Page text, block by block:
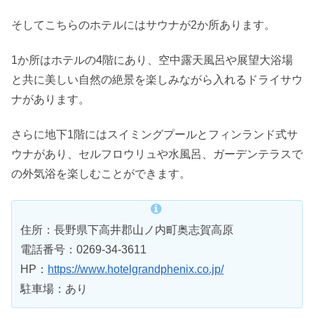
そしてこちらのホテルにはサウナが2か所あります。
1か所はホテルの4階にあり、空中露天風呂や展望大浴場
と共に美しい自然の絶景を楽しみながら入れるドライサウ
ナがあります。
さらに地下1階にはスイミングプールとフィンランド式サ
ウナがあり、セルフロウリュや水風呂、ガーデンテラスで
の外気浴を楽しむことができます。
住所：長野県下高井郡山ノ内町奥志賀高原
電話番号：0269-34-3611
HP： https://www.hotelgrandphenix.co.jp/
駐車場：あり